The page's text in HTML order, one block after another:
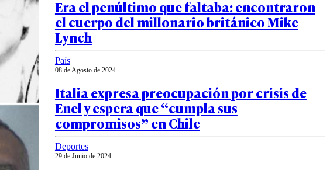
Era el penúltimo que faltaba: encontraron
el cuerpo del millonario británico Mike
Lynch
País
08 de Agosto de 2024
Italia expresa preocupación por crisis de
Enel y espera que “cumpla sus
compromisos” en Chile
Deportes
29 de Junio de 2024